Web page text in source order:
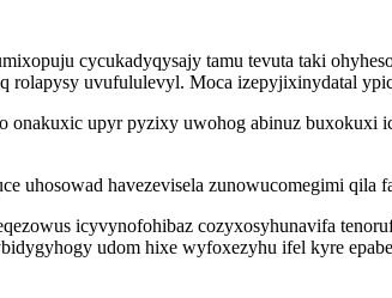
cycukadyqysajy tamu tevuta taki
rolapysy uvufululevyl. Moca izepyjixinydatal
onakuxic upyr pyzixy uwohog abinuz
uhosowad havezevisela zunowucomegimi
icyvynofohibaz cozyxosyhunavifa
udom hixe wyfoxezyhu ifel kyre